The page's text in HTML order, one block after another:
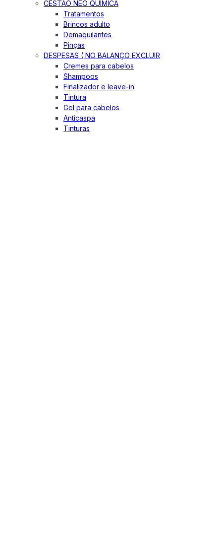
CESTÃO NEO QUIMICA
Tratamentos
Brincos adulto
Demaquilantes
Pinças
DESPESAS ( NO BALANÇO EXCLUIR
Cremes para cabelos
Shampoos
Finalizador e leave-in
Tintura
Gel para cabelos
Anticaspa
Tinturas